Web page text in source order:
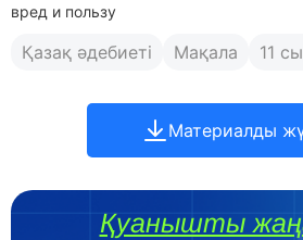
вред и пользу
Қазақ әдебиеті Мақала 11
Материалды
Қуанышты